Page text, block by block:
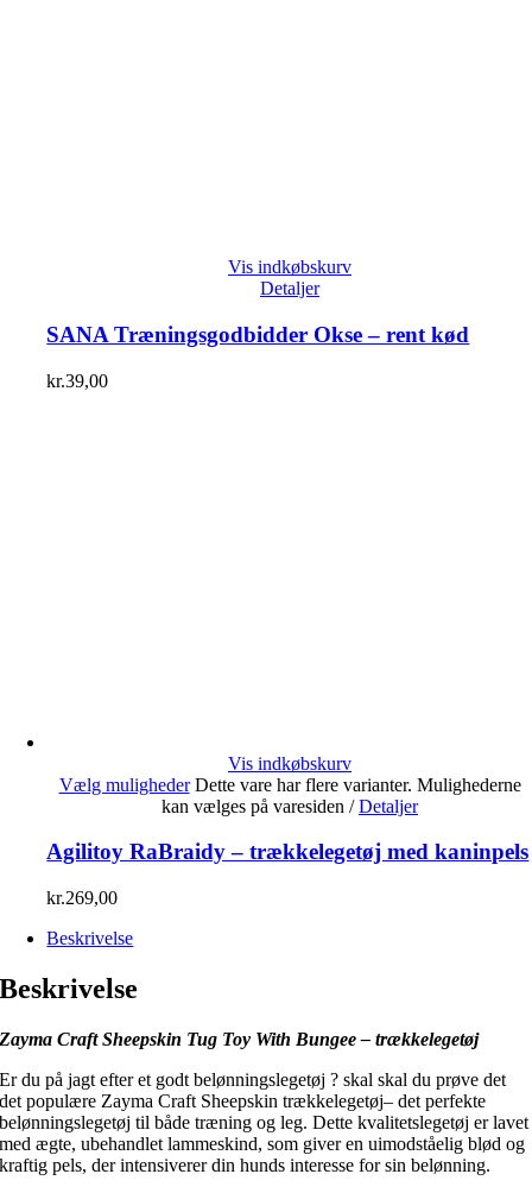
Vis indkøbskurv
Detaljer
SANA Træningsgodbidder Okse – rent kød
kr.39,00
Vis indkøbskurv
Vælg muligheder Dette vare har flere varianter. Mulighederne
kan vælges på varesiden / Detaljer
Agilitoy RaBraidy – trækkelegetøj med kaninpels
kr.269,00
Beskrivelse
Beskrivelse
Zayma Craft Sheepskin Tug Toy With Bungee – trækkelegetøj
Er du på jagt efter et godt belønningslegetøj ? skal skal du prøve det
det populære Zayma Craft Sheepskin trækkelegetøj– det perfekte
belønningslegetøj til både træning og leg. Dette kvalitetslegetøj er lavet
med ægte, ubehandlet lammeskind, som giver en uimodståelig blød og
kraftig pels, der intensiverer din hunds interesse for sin belønning.